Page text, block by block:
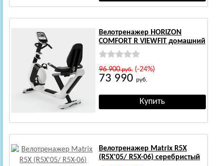
Велотренажер HORIZON
COMFORT R VIEWFIT домашний
96 900руб.(-24%)
73 990 руб.
Велотренажер Matrix R5X
(R5X'05/ R5X-06) серебристый